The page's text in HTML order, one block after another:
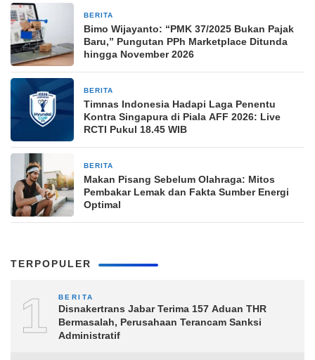
BERITA
Bimo Wijayanto: “PMK 37/2025 Bukan Pajak
Baru,” Pungutan PPh Marketplace Ditunda
hingga November 2026
BERITA
Timnas Indonesia Hadapi Laga Penentu
Kontra Singapura di Piala AFF 2026: Live
RCTI Pukul 18.45 WIB
BERITA
Makan Pisang Sebelum Olahraga: Mitos
Pembakar Lemak dan Fakta Sumber Energi
Optimal
TERPOPULER
1 BERITA
Disnakertrans Jabar Terima 157 Aduan THR
Bermasalah, Perusahaan Terancam Sanksi
Administratif